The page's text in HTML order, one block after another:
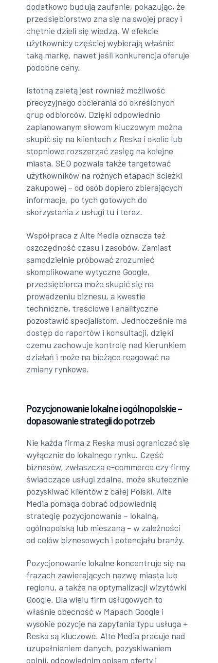
dodatkowo budują zaufanie, pokazując, że
przedsiębiorstwo zna się na swojej pracy i
chętnie dzieli się wiedzą. W efekcie
użytkownicy częściej wybierają właśnie
taką markę, nawet jeśli konkurencja oferuje
podobne ceny.
Istotną zaletą jest również możliwość
precyzyjnego docierania do określonych
grup odbiorców. Dzięki odpowiednio
zaplanowanym słowom kluczowym można
skupić się na klientach z Reska i okolic lub
stopniowo rozszerzać zasięg na kolejne
miasta. SEO pozwala także targetować
użytkowników na różnych etapach ścieżki
zakupowej – od osób dopiero zbierających
informacje, po tych gotowych do
skorzystania z usługi tu i teraz.
Współpraca z Alte Media oznacza też
oszczędność czasu i zasobów. Zamiast
samodzielnie próbować zrozumieć
skomplikowane wytyczne Google,
przedsiębiorca może skupić się na
prowadzeniu biznesu, a kwestie
techniczne, treściowe i analityczne
pozostawić specjalistom. Jednocześnie ma
dostęp do raportów i konsultacji, dzięki
czemu zachowuje kontrolę nad kierunkiem
działań i może na bieżąco reagować na
zmiany rynkowe.
Pozycjonowanie lokalne i ogólnopolskie –
dopasowanie strategii do potrzeb
Nie każda firma z Reska musi ograniczać się
wyłącznie do lokalnego rynku. Część
biznesów, zwłaszcza e-commerce czy firmy
świadczące usługi zdalne, może skutecznie
pozyskiwać klientów z całej Polski. Alte
Media pomaga dobrać odpowiednią
strategię pozycjonowania – lokalną,
ogólnopolską lub mieszaną – w zależności
od celów biznesowych i potencjału branży.
Pozycjonowanie lokalne koncentruje się na
frazach zawierających nazwę miasta lub
regionu, a także na optymalizacji wizytówki
Google. Dla wielu firm usługowych to
właśnie obecność w Mapach Google i
wysokie pozycje na zapytania typu usługa +
Resko są kluczowe. Alte Media pracuje nad
uzupełnieniem danych, pozyskiwaniem
opinii, odpowiednim opisem oferty i